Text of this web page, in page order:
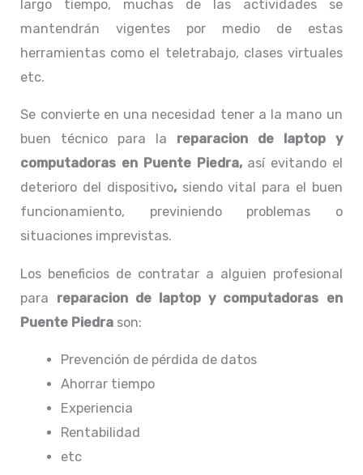
largo tiempo, muchas de las actividades se
mantendrán vigentes por medio de estas
herramientas como el teletrabajo, clases virtuales
etc.
Se convierte en una necesidad tener a la mano un
buen técnico para la reparacion de laptop y
computadoras en Puente Piedra, así evitando el
deterioro del dispositivo, siendo vital para el buen
funcionamiento, previniendo problemas o
situaciones imprevistas.
Los beneficios de contratar a alguien profesional
para reparacion de laptop y computadoras en
Puente Piedra son:
Prevención de pérdida de datos
Ahorrar tiempo
Experiencia
Rentabilidad
etc